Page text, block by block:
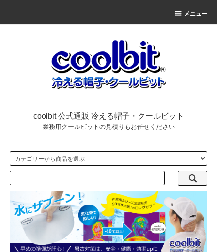
メニュー
coolbit 公式通販 冷える帽子・クールビット
業務用クールビットの見積りもお任せください